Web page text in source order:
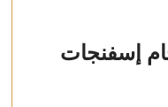
إسفنجات